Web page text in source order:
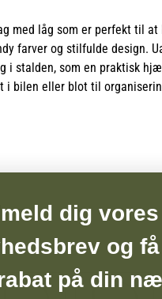
med låg som er perfekt til at
farver og stilfulde design.
i stalden, som en praktisk
i bilen eller blot til
sand allrounder.
den den ideelle løsning til
dig vores
og få
på din